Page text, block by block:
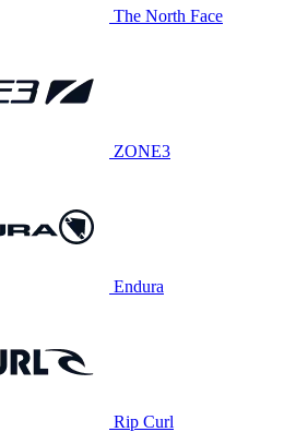
The North Face
ZONE3
Endura
Rip Curl